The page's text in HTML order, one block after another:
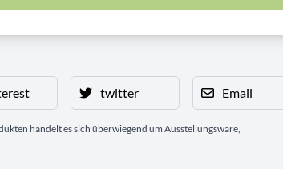
twitter Email
handelt es sich überwiegend um Ausstellungsware,